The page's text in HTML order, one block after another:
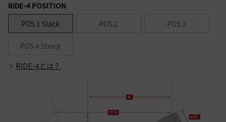
RIDE-4 POSITION
POS.1 Slack
POS.2 POS.3
POS.4 Steep
RIDE-4とは？